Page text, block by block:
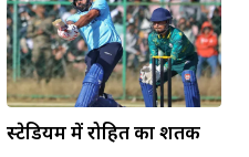
स्टेडियम में रोहित का शतक